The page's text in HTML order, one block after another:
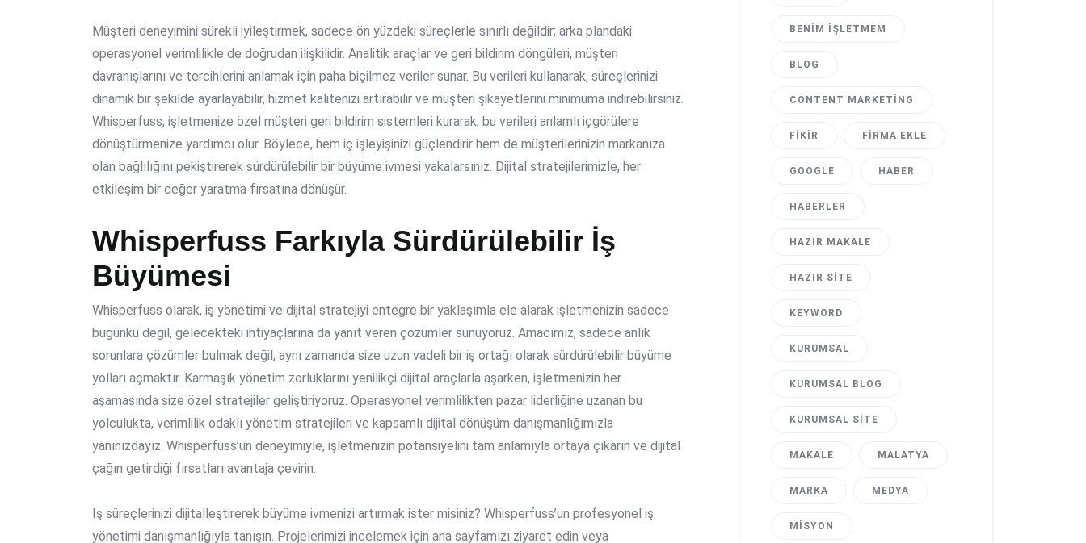
Müşteri deneyimini sürekli iyileştirmek, sadece ön yüzdeki süreçlerle sınırlı değildir; arka plandaki
operasyonel verimlilikle de doğrudan ilişkilidir. Analitik araçlar ve geri bildirim döngüleri, müşteri
davranışlarını ve tercihlerini anlamak için paha biçilmez veriler sunar. Bu verileri kullanarak, süreçlerinizi
dinamik bir şekilde ayarlayabilir, hizmet kalitenizi artırabilir ve müşteri şikayetlerini minimuma indirebilirsiniz.
Whisperfuss, işletmenize özel müşteri geri bildirim sistemleri kurarak, bu verileri anlamlı içgörülere
dönüştürmenize yardımcı olur. Böylece, hem iç işleyişinizi güçlendirir hem de müşterilerinizin markanıza
olan bağlılığını pekiştirerek sürdürülebilir bir büyüme ivmesi yakalarsınız. Dijital stratejilerimizle, her
etkileşim bir değer yaratma fırsatına dönüşür.
Whisperfuss Farkıyla Sürdürülebilir İş
Büyümesi
Whisperfuss olarak, iş yönetimi ve dijital stratejiyi entegre bir yaklaşımla ele alarak işletmenizin sadece
bugünkü değil, gelecekteki ihtiyaçlarına da yanıt veren çözümler sunuyoruz. Amacımız, sadece anlık
sorunlara çözümler bulmak değil, aynı zamanda size uzun vadeli bir iş ortağı olarak sürdürülebilir büyüme
yolları açmaktır. Karmaşık yönetim zorluklarını yenilikçi dijital araçlarla aşarken, işletmenizin her
aşamasında size özel stratejiler geliştiriyoruz. Operasyonel verimlilikten pazar liderliğine uzanan bu
yolculukta, verimlilik odaklı yönetim stratejileri ve kapsamlı dijital dönüşüm danışmanlığımızla
yanınızdayız. Whisperfuss’un deneyimiyle, işletmenizin potansiyelini tam anlamıyla ortaya çıkarın ve dijital
çağın getirdiği fırsatları avantaja çevirin.
İş süreçlerinizi dijitalleştirerek büyüme ivmenizi artırmak ister misiniz? Whisperfuss’un profesyonel iş
yönetimi danışmanlığıyla tanışın. Projelerimizi incelemek için ana sayfamızı ziyaret edin veya
BENIM İŞLETMEM
BLOG
CONTENT MARKETING
FIKIR FIRMA EKLE
GOOGLE HABER
HABERLER
HAZIR MAKALE
HAZIR SITE
KEYWORD
KURUMSAL
KURUMSAL BLOG
KURUMSAL SITE
MAKALE MALATYA
MARKA MEDYA
MISYON